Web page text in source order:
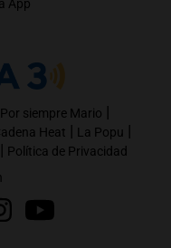
App
Por siempre Mario |
Heat | La Popu |
| Política de Privacidad